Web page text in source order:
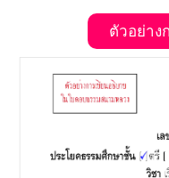
ตัวอย่าง